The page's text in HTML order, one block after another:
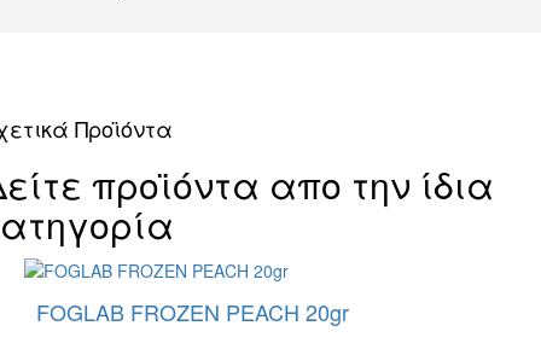
Προϊόντα
προϊόντα απο την ίδια
FOGLAB FROZEN PEACH 20gr